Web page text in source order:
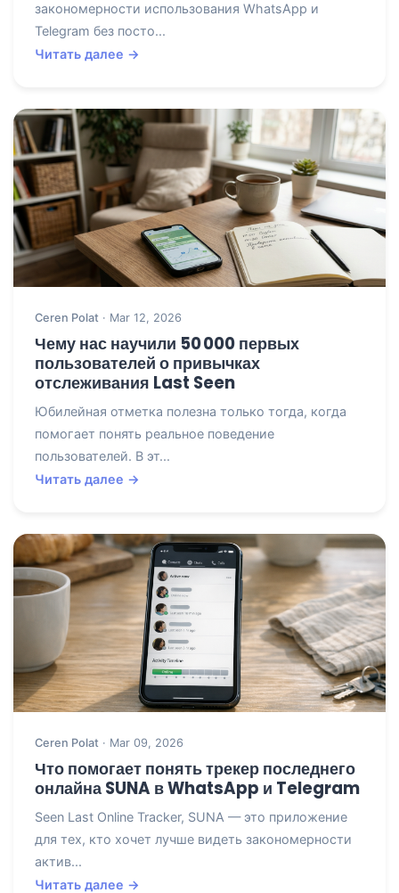
закономерности использования WhatsApp и
Telegram без посто...
Читать далее →
Ceren Polat · Mar 12, 2026
Чему нас научили 50 000 первых
пользователей о привычках
отслеживания Last Seen
Юбилейная отметка полезна только тогда, когда
помогает понять реальное поведение
пользователей. В эт...
Читать далее →
Ceren Polat · Mar 09, 2026
Что помогает понять трекер последнего
онлайна SUNA в WhatsApp и Telegram
Seen Last Online Tracker, SUNA — это приложение
для тех, кто хочет лучше видеть закономерности
актив...
Читать далее →